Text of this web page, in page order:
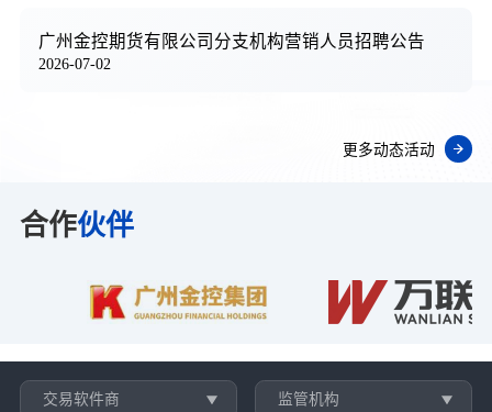
广州金控期货有限公司分支机构营销人员招聘公告
2026-07-02
更多动态活动
合作伙伴
交易软件商 监管机构